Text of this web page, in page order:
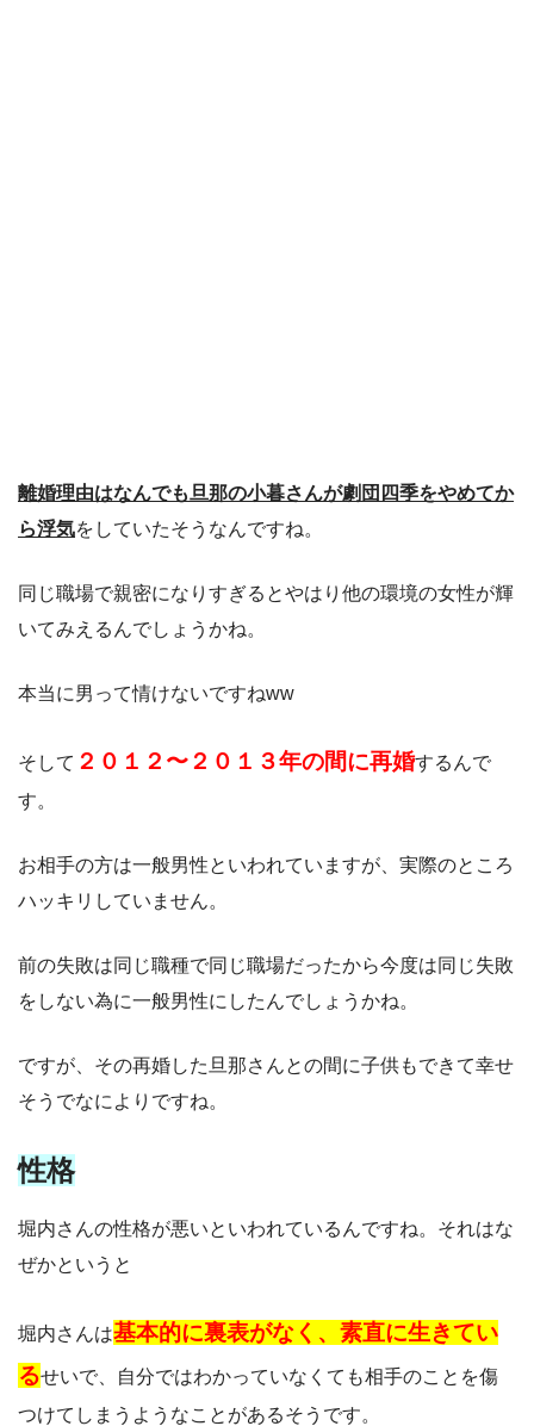
離婚理由はなんでも旦那の小暮さんが劇団四季をやめてか
ら浮気をしていたそうなんですね。
同じ職場で親密になりすぎるとやはり他の環境の女性が輝
いてみえるんでしょうかね。
本当に男って情けないですねww
そして ２０１２〜２０１３年の間に再婚するんで
す。
お相手の方は一般男性といわれていますが、実際のところ
ハッキリしていません。
前の失敗は同じ職種で同じ職場だったから今度は同じ失敗
をしない為に一般男性にしたんでしょうかね。
ですが、その再婚した旦那さんとの間に子供もできて幸せ
そうでなによりですね。
性格
堀内さんの性格が悪いといわれているんですね。それはな
ぜかというと
堀内さんは基本的に裏表がなく、素直に生きてい
るせいで、自分ではわかっていなくても相手のことを傷
つけてしまうようなことがあるそうです。